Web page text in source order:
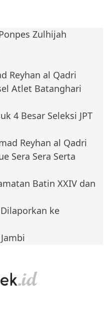
Zulhijah
Reyhan al Qadri
Atlet Batanghari
4 Besar Seleksi JPT
Reyhan al Qadri
Sera Sera Serta
Batin XXIV dan
ke